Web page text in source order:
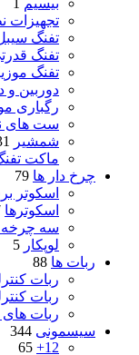
تجهیزات
تفنگ
تفنگ
تفنگ
دوربین و
رگباری
ست های
شمشیر
ماکت
چرخ دار ها 79
اسکوتر
اسکوترها
سه چرخه
لوپکار 5
ربات ها 88
ربات
ربات
ربات های
سیسمونی 344
12+
65